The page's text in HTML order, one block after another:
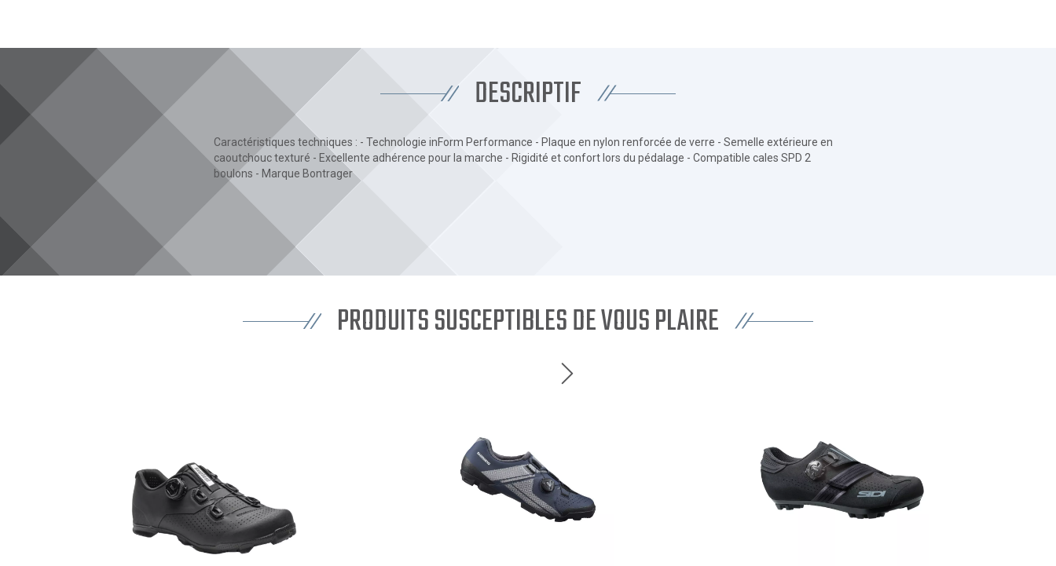
DESCRIPTIF
Caractéristiques techniques : - Technologie inForm Performance - Plaque en nylon renforcée de verre - Semelle extérieure en
caoutchouc texturé - Excellente adhérence pour la marche - Rigidité et confort lors du pédalage - Compatible cales SPD 2
boulons - Marque Bontrager
PRODUITS SUSCEPTIBLES DE VOUS PLAIRE